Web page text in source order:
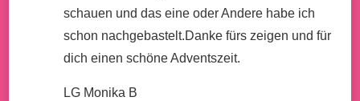
schauen und das eine oder Andere habe ich
schon nachgebastelt.Danke fürs zeigen und für
dich einen schöne Adventszeit.
LG Monika B